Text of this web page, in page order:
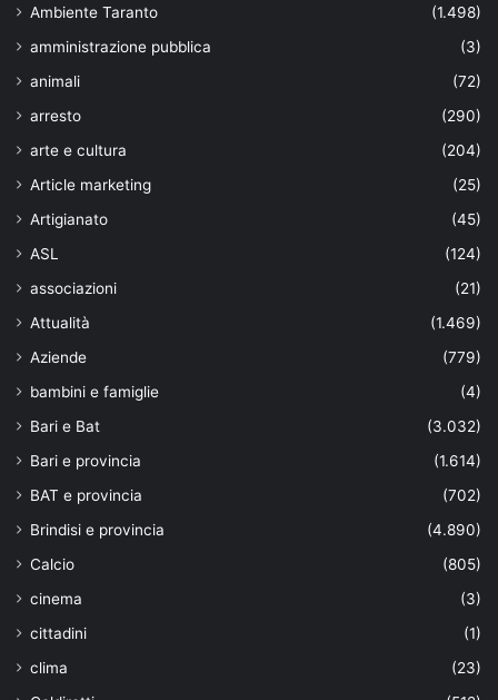
Ambiente Taranto
(1.498)
amministrazione pubblica
(3)
animali
(72)
arresto
(290)
arte e cultura
(204)
Article marketing
(25)
Artigianato
(45)
ASL
(124)
associazioni
(21)
Attualità
(1.469)
Aziende
(779)
bambini e famiglie
(4)
Bari e Bat
(3.032)
Bari e provincia
(1.614)
BAT e provincia
(702)
Brindisi e provincia
(4.890)
Calcio
(805)
cinema
(3)
cittadini
(1)
clima
(23)